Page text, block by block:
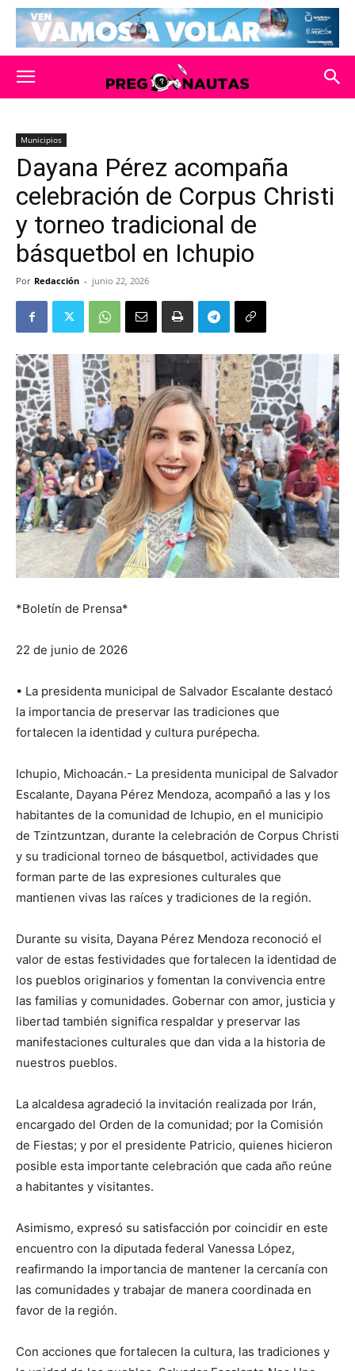
Municipios
Dayana Pérez acompaña
celebración de Corpus Christi
y torneo tradicional de
básquetbol en Ichupio
Por Redacción - junio 22, 2026
*Boletín de Prensa*
22 de junio de 2026
• La presidenta municipal de Salvador Escalante destacó
la importancia de preservar las tradiciones que
fortalecen la identidad y cultura purépecha.
Ichupio, Michoacán.- La presidenta municipal de Salvador
Escalante, Dayana Pérez Mendoza, acompañó a las y los
habitantes de la comunidad de Ichupio, en el municipio
de Tzintzuntzan, durante la celebración de Corpus Christi
y su tradicional torneo de básquetbol, actividades que
forman parte de las expresiones culturales que
mantienen vivas las raíces y tradiciones de la región.
Durante su visita, Dayana Pérez Mendoza reconoció el
valor de estas festividades que fortalecen la identidad de
los pueblos originarios y fomentan la convivencia entre
las familias y comunidades. Gobernar con amor, justicia y
libertad también significa respaldar y preservar las
manifestaciones culturales que dan vida a la historia de
nuestros pueblos.
La alcaldesa agradeció la invitación realizada por Irán,
encargado del Orden de la comunidad; por la Comisión
de Fiestas; y por el presidente Patricio, quienes hicieron
posible esta importante celebración que cada año reúne
a habitantes y visitantes.
Asimismo, expresó su satisfacción por coincidir en este
encuentro con la diputada federal Vanessa López,
reafirmando la importancia de mantener la cercanía con
las comunidades y trabajar de manera coordinada en
favor de la región.
Con acciones que fortalecen la cultura, las tradiciones y